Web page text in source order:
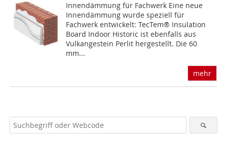
Innendämmung für Fachwerk Eine neue
Innendämmung wurde speziell für
Fachwerk entwickelt: TecTem® Insulation
Board Indoor Historic ist ebenfalls aus
Vulkangestein Perlit hergestellt. Die 60
mm...
mehr